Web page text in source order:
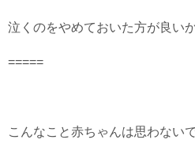
泣くのをやめておいた方が良い
=====
こんなこと赤ちゃんは思わない